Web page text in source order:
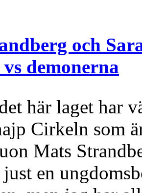
och
demonerna
här laget har
Cirkeln som
Mats
en